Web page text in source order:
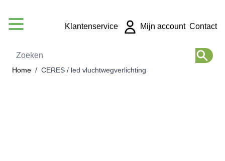
Zoeken
Klantenservice Mijn account Contact
Home / CERES / led vluchtwegverlichting